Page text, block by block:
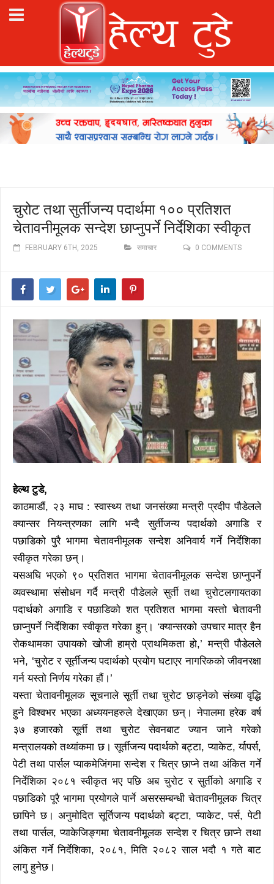
चुरोट तथा सुर्तीजन्य पदार्थमा १०० प्रतिशत
चेतावनीमूलक सन्देश छाप्नुपर्ने निर्देशिका स्वीकृत
FEBRUARY 6TH, 2025 समाचार 0 COMMENTS
हेल्थ टुडे,
काठमाडौं, २३ माघ : स्वास्थ्य तथा जनसंख्या मन्त्री प्रदीप पौडेलले
क्यान्सर नियन्त्रणका लागि भन्दै सुर्तीजन्य पदार्थको अगाडि र
पछाडिको पुरै भागमा चेतावनीमूलक सन्देश अनिवार्य गर्ने निर्देशिका
स्वीकृत गरेका छन्।
यसअघि भएको ९० प्रतिशत भागमा चेतावनीमूलक सन्देश छाप्नुपर्ने
व्यवस्थामा संसोधन गर्दै मन्त्री पौडेलले सुर्ती तथा चुरोटलगायतका
पदार्थको अगाडि र पछाडिको शत प्रतिशत भागमा यस्तो चेतावनी
छाप्नुपर्ने निर्देशिका स्वीकृत गरेका हुन्। ‘क्यान्सरको उपचार मात्र हैन
रोकथामका उपायको खोजी हाम्रो प्राथमिकता हो,’ मन्त्री पौडेलले
भने, ‘चुरोट र सूर्तीजन्य पदार्थको प्रयोग घटाएर नागरिकको जीवनरक्षा
गर्न यस्तो निर्णय गरेका हौं।’
यस्ता चेतावनीमूलक सूचनाले सूर्ती तथा चुरोट छाड्नेको संख्या वृद्धि
हुने विश्वभर भएका अध्ययनहरुले देखाएका छन्। नेपालमा हरेक वर्ष
३७ हजारको सूर्ती तथा चुरोट सेवनबाट ज्यान जाने गरेको
मन्त्रालयको तथ्यांकमा छ। सूर्तीजन्य पदार्थको बट्टा, प्याकेट, र्यापर्स,
पेटी तथा पार्सल प्याकमेजिंगमा सन्देश र चित्र छाप्ने तथा अंकित गर्ने
निर्देशिका २०८१ स्वीकृत भए पछि अब चुरोट र सुर्तीको अगाडि र
पछाडिको पूरै भागमा प्रयोगले पार्ने असरसम्बन्धी चेतावनीमूलक चित्र
छापिने छ। अनुमोदित सूर्तिजन्य पदार्थको बट्टा, प्याकेट, पर्स, पेटी
तथा पार्सल, प्याकेजिङ्गमा चेतावनीमूलक सन्देश र चित्र छाप्ने तथा
अंकित गर्ने निर्देशिका, २०८१, मिति २०८२ साल भदौ १ गते बाट
लागु हुनेछ।